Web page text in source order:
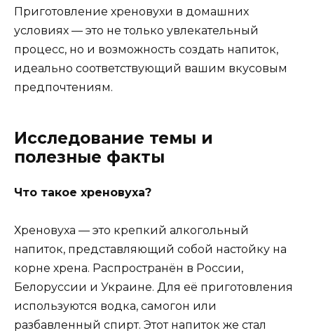
Приготовление хреновухи в домашних
условиях — это не только увлекательный
процесс, но и возможность создать напиток,
идеально соответствующий вашим вкусовым
предпочтениям.
Исследование темы и
полезные факты
Что такое хреновуха?
Хреновуха — это крепкий алкогольный
напиток, представляющий собой настойку на
корне хрена. Распространён в России,
Белоруссии и Украине. Для её приготовления
используются водка, самогон или
разбавленный спирт. Этот напиток же стал